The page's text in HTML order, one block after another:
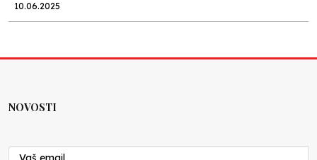
10.06.2025
Nenad Veličković
NOVOSTI